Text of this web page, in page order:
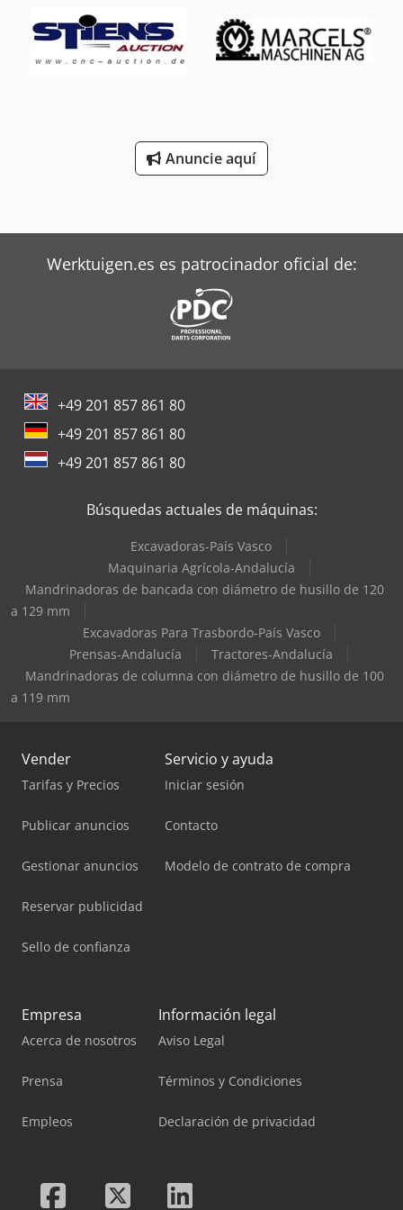
Anuncie aquí
Werktuigen.es es patrocinador oficial de:
+49 201 857 861 80
+49 201 857 861 80
+49 201 857 861 80
Búsquedas actuales de máquinas:
Excavadoras-País Vasco
Maquinaria Agrícola-Andalucía
Mandrinadoras de bancada con diámetro de husillo de 120
a 129 mm
Excavadoras Para Trasbordo-País Vasco
Prensas-Andalucía
Tractores-Andalucía
Mandrinadoras de columna con diámetro de husillo de 100
a 119 mm
Vender
Tarifas y Precios
Publicar anuncios
Gestionar anuncios
Reservar publicidad
Sello de confianza
Servicio y ayuda
Iniciar sesión
Contacto
Modelo de contrato de compra
Empresa
Acerca de nosotros
Prensa
Empleos
Información legal
Aviso Legal
Términos y Condiciones
Declaración de privacidad